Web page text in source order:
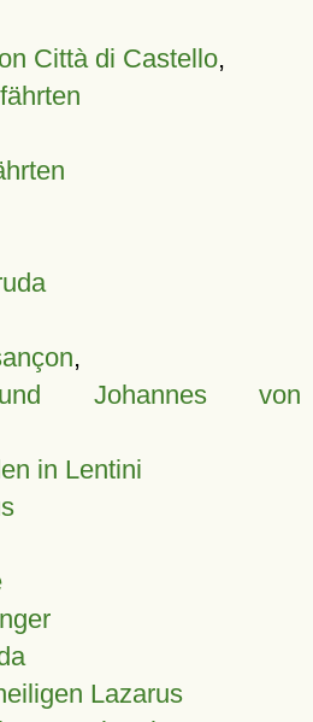
Città di Castello,
,
Johannes von
in Lentini
Lazarus